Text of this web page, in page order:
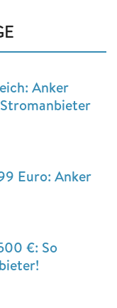
Anker
Euro: Anker
€: So